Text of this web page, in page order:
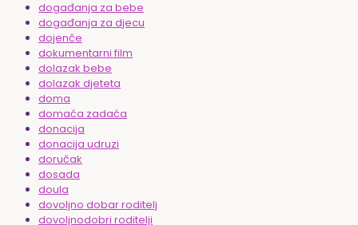
događanja za bebe
događanja za djecu
dojenče
dokumentarni film
dolazak bebe
dolazak djeteta
doma
domaća zadaća
donacija
donacija udruzi
doručak
dosada
doula
dovoljno dobar roditelj
dovoljnodobri roditelji